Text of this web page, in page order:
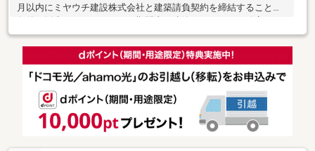
月以内にミヤウチ建設株式会社と建築請負契約を締結することを
時、または建築請負契約が成立しなかった場合には土地売買契約
は白紙となり、受領した金銭は無利息にて全額お返し致しま
す。・水道加入金は別途買主様負担となります。・登記手続きを
行う土地家屋調査士および司法書士は売主の指定となります。